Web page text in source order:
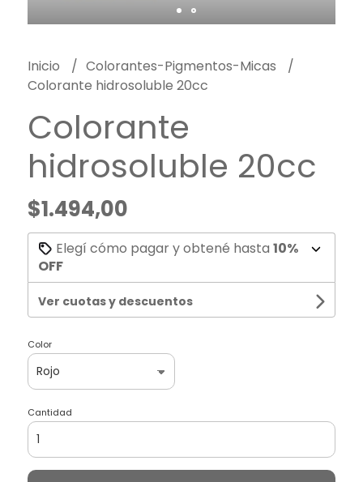
Inicio
Colorantes-Pigmentos-Micas
Colorante hidrosoluble 20cc
Colorante
hidrosoluble 20cc
$1.494,00
Elegí cómo pagar y obtené hasta 10%
OFF
Ver cuotas y descuentos
Color
Cantidad